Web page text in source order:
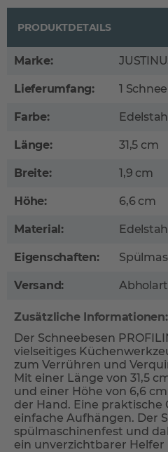
PRODUKTDETAILS
Marke:
Lieferumfang: 1
Farbe:
Länge: 31,5 cm
Breite: 1,9 cm
Höhe: 6,6 cm
Material:
Eigenschaften:
Versand:
Zusätzliche Informationen:
Der Schneebesen
vielseitiges
zum Verrühren und
Mit einer Länge von 31,5
und einer Höhe von 6,6
der Hand. Eine praktische
einfache Aufhängen. Der
spülmaschinenfest und
ein unverzichtbarer Helfer